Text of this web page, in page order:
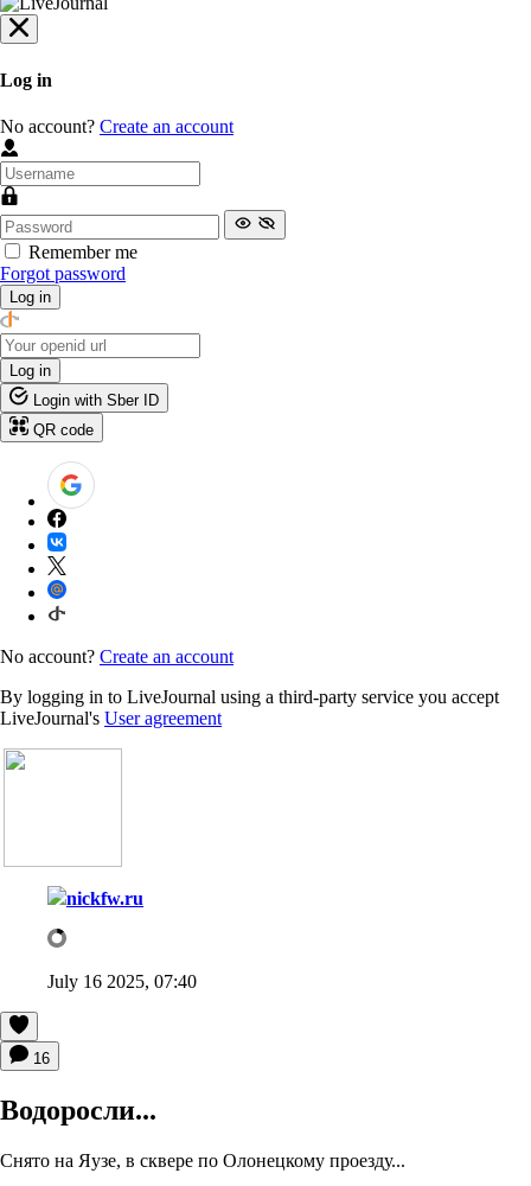
Log in
No account? Create an account
Remember me
Forgot password
Log in
Log in
Login with Sber ID
QR code
No account? Create an account
By logging in to LiveJournal using a third-party service you accept
LiveJournal's User agreement
nickfw.ru
July 16 2025, 07:40
16
Водоросли...
Снято на Яузе, в сквере по Олонецкому проезду...